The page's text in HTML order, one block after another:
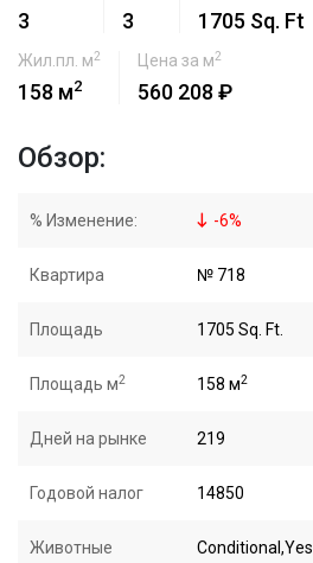
3 3 1705 Sq. Ft
Жил.пл. м2
158 м2
Цена за м2
560 208 ₽
Обзор:
% Изменение: -6%
Квартира № 718
Площадь 1705 Sq. Ft.
Площадь м2 158 м2
Дней на рынке 219
Годовой налог 14850
Животные Conditional,Yes